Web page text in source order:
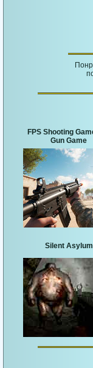
FPS Shooting
Gun Game
Silent Asylum